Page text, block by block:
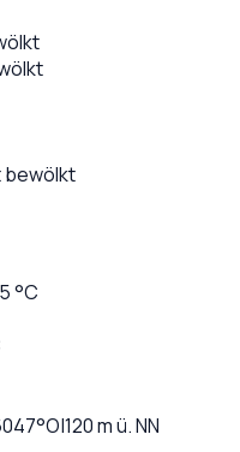
bewölkt
°C
°O|120m ü. NN